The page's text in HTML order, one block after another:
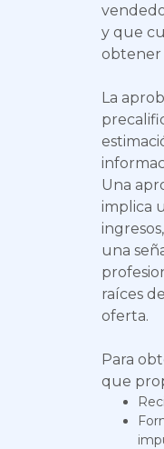
y que
obtener
La
Una
implica
una
raíces
oferta.
Para
que